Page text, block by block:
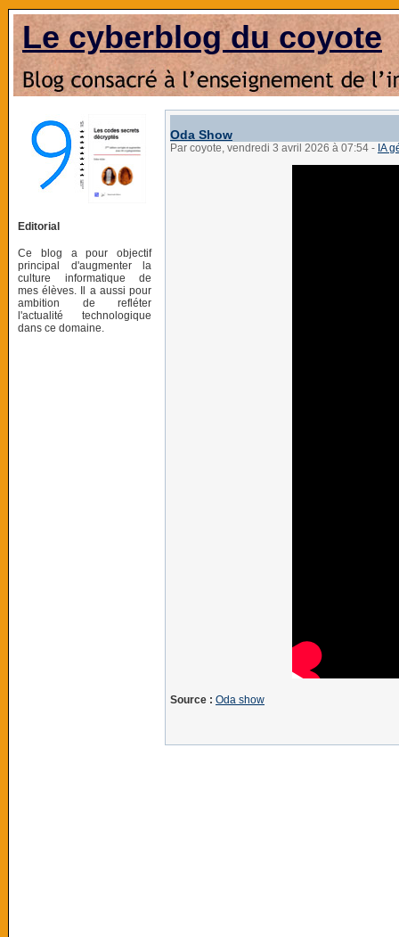
Le cyberblog du coyote
Editorial
Ce blog a pour objectif
principal d'augmenter la
culture informatique de
mes élèves. Il a aussi pour
ambition de refléter
l'actualité technologique
dans ce domaine.
Oda Show
Par coyote, vendredi 3 avril 2026 à 07:54 - IA
Source : Oda show